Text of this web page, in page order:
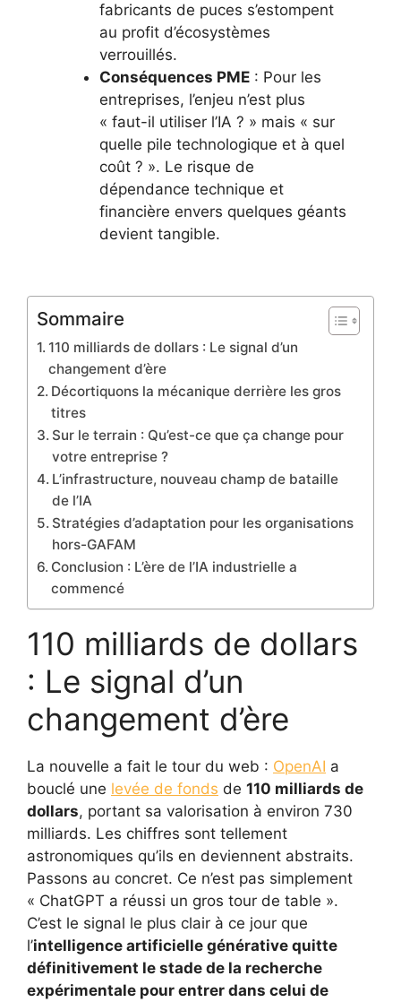
fabricants de puces s’estompent
au profit d’écosystèmes
verrouillés.
Conséquences PME : Pour les
entreprises, l’enjeu n’est plus
« faut-il utiliser l’IA ? » mais « sur
quelle pile technologique et à quel
coût ? ». Le risque de
dépendance technique et
financière envers quelques géants
devient tangible.
Sommaire
110 milliards de dollars : Le signal d’un
changement d’ère
Décortiquons la mécanique derrière les gros
titres
Sur le terrain : Qu’est-ce que ça change pour
votre entreprise ?
L’infrastructure, nouveau champ de bataille
de l’IA
Stratégies d’adaptation pour les organisations
hors-GAFAM
Conclusion : L’ère de l’IA industrielle a
commencé
110 milliards de dollars
: Le signal d’un
changement d’ère
La nouvelle a fait le tour du web : OpenAI a
bouclé une levée de fonds de 110 milliards de
dollars, portant sa valorisation à environ 730
milliards. Les chiffres sont tellement
astronomiques qu’ils en deviennent abstraits.
Passons au concret. Ce n’est pas simplement
« ChatGPT a réussi un gros tour de table ».
C’est le signal le plus clair à ce jour que
l’intelligence artificielle générative quitte
définitivement le stade de la recherche
expérimentale pour entrer dans celui de